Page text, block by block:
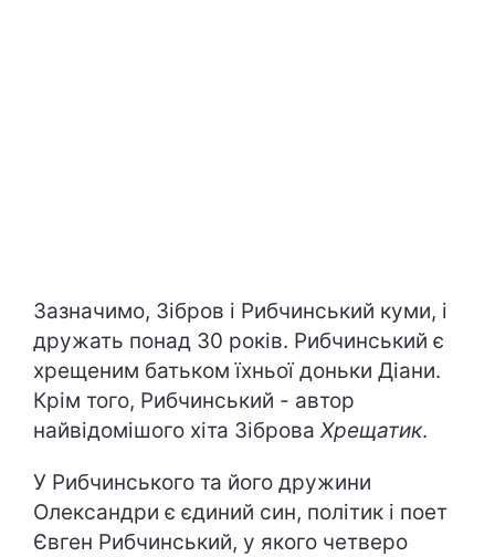
Зазначимо, Зібров і Рибчинський куми, і
дружать понад 30 років. Рибчинський є
хрещеним батьком їхньої доньки Діани.
Крім того, Рибчинський - автор
найвідомішого хіта Зіброва Хрещатик.
У Рибчинського та його дружини
Олександри є єдиний син, політик і поет
Євген Рибчинський, у якого четверо